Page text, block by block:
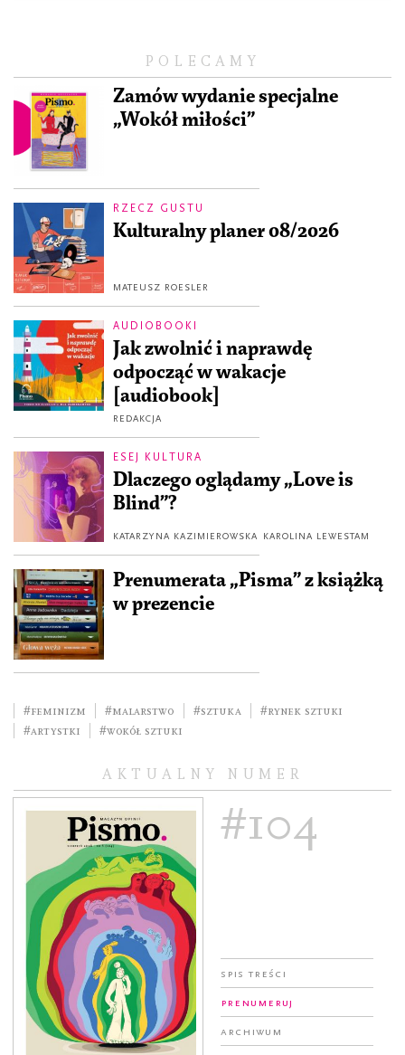
POLECAMY
Zamów wydanie specjalne
„Wokół miłości”
RZECZ GUSTU
Kulturalny planer 08/2026
MATEUSZ ROESLER
AUDIOBOOKI
Jak zwolnić i naprawdę
odpocząć w wakacje
[audiobook]
REDAKCJA
ESEJ KULTURA
Dlaczego oglądamy „Love is
Blind”?
KATARZYNA KAZIMIEROWSKA KAROLINA LEWESTAM
Prenumerata „Pisma” z książką
w prezencie
#feminizm #malarstwo #sztuka
#rynek sztuki
#artystki
#Wokół sztuki
AKTUALNY NUMER
#104
Spis treści
Prenumeruj
Archiwum